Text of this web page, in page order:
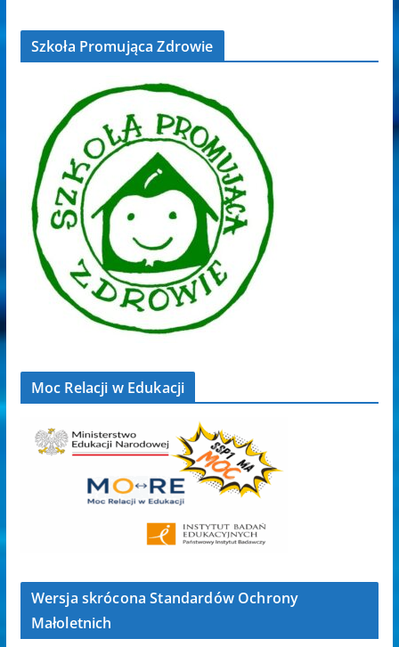
Szkoła Promująca Zdrowie
Moc Relacji w Edukacji
Wersja skrócona Standardów Ochrony
Małoletnich